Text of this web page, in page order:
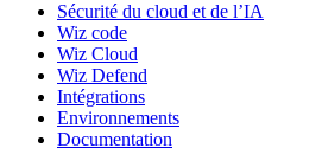
Sécurité du cloud et de l’IA
Wiz code
Wiz Cloud
Wiz Defend
Intégrations
Environnements
Documentation